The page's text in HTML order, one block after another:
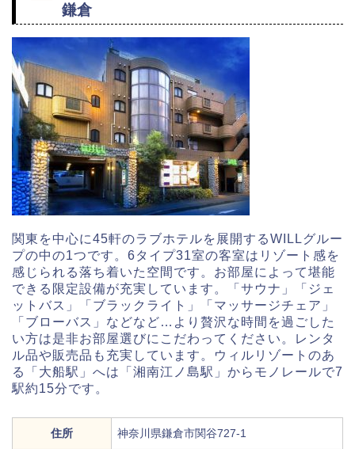
鎌倉
関東を中心に45軒のラブホテルを展開するWILLグルー
プの中の1つです。6タイプ31室の客室はリゾート感を
感じられる落ち着いた空間です。お部屋によって堪能
できる限定設備が充実しています。「サウナ」「ジェ
ットバス」「ブラックライト」「マッサージチェア」
「ブローバス」などなど…より贅沢な時間を過ごした
い方は是非お部屋選びにこだわってください。レンタ
ル品や販売品も充実しています。ウィルリゾートのあ
る「大船駅」へは「湘南江ノ島駅」からモノレールで7
駅約15分です。
住所 神奈川県鎌倉市関谷727-1